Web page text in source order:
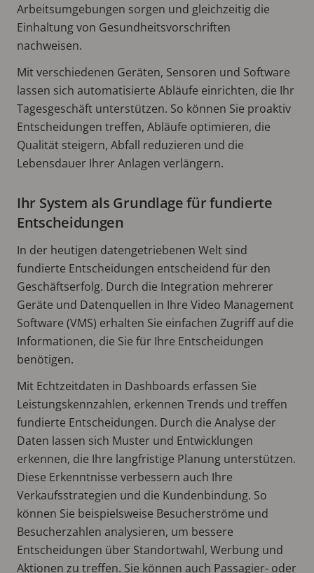
Arbeitsumgebungen sorgen und gleichzeitig die
Einhaltung von Gesundheitsvorschriften
nachweisen.
Mit verschiedenen Geräten, Sensoren und Software
lassen sich automatisierte Abläufe einrichten, die Ihr
Tagesgeschäft unterstützen. So können Sie proaktiv
Entscheidungen treffen, Abläufe optimieren, die
Qualität steigern, Abfall reduzieren und die
Lebensdauer Ihrer Anlagen verlängern.
Ihr System als Grundlage für fundierte
Entscheidungen
In der heutigen datengetriebenen Welt sind
fundierte Entscheidungen entscheidend für den
Geschäftserfolg. Durch die Integration mehrerer
Geräte und Datenquellen in Ihre Video Management
Software (VMS) erhalten Sie einfachen Zugriff auf die
Informationen, die Sie für Ihre Entscheidungen
benötigen.
Mit Echtzeitdaten in Dashboards erfassen Sie
Leistungskennzahlen, erkennen Trends und treffen
fundierte Entscheidungen. Durch die Analyse der
Daten lassen sich Muster und Entwicklungen
erkennen, die Ihre langfristige Planung unterstützen.
Diese Erkenntnisse verbessern auch Ihre
Verkaufsstrategien und die Kundenbindung. So
können Sie beispielsweise Besucherströme und
Besucherzahlen analysieren, um bessere
Entscheidungen über Standortwahl, Werbung und
Aktionen zu treffen. Sie können auch Passagier- oder